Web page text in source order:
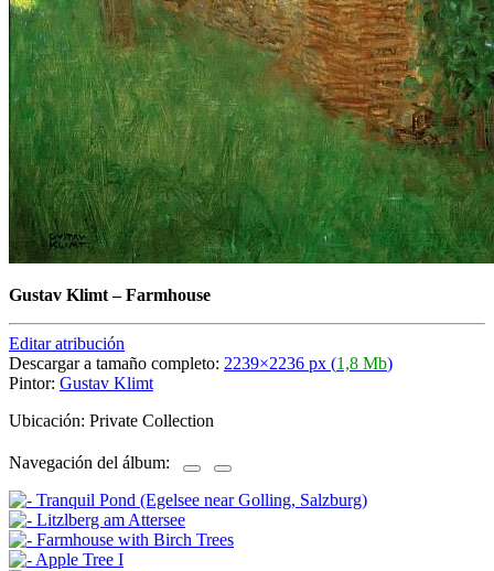
Gustav Klimt–Farmhouse
Editar atribución
Descargar a tamaño completo: 2239×2236 px (1,8 Mb)
Pintor: Gustav Klimt
Ubicación: Private Collection
Navegación del álbum: